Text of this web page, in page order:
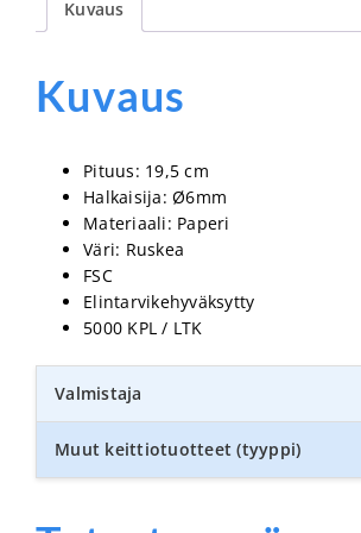
Kuvaus
Kuvaus
Pituus: 19,5 cm
Halkaisija: Ø6mm
Materiaali: Paperi
Väri: Ruskea
FSC
Elintarvikehyväksytty
5000 KPL / LTK
Valmistaja
Muut keittiotuotteet (tyyppi)